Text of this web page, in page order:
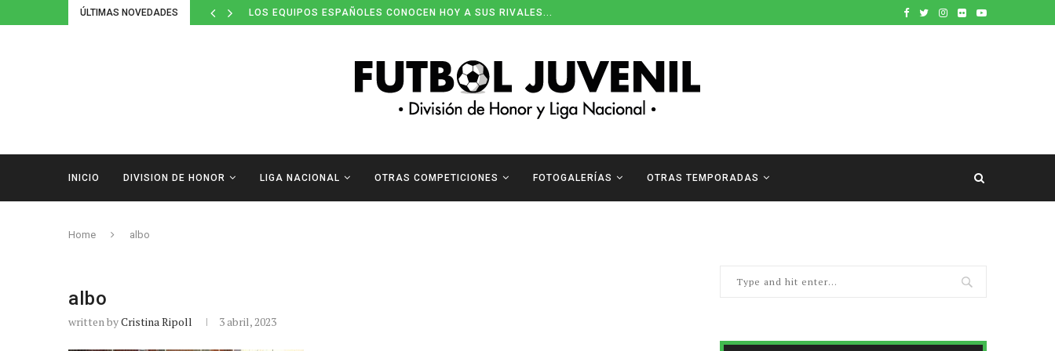
ÚLTIMAS NOVEDADES LOS EQUIPOS ESPAÑOLES CONOCEN HOY A SUS RIVALES...
INICIO DIVISION DE HONOR LIGA NACIONAL OTRAS COMPETICIONES FOTOGALERÍAS OTRAS TEMPORADAS
Home albo
albo
written byCristina Ripoll 3 abril, 2023